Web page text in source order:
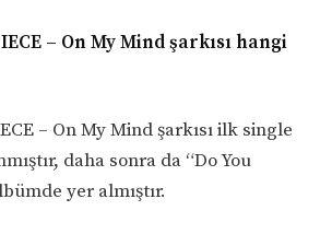
– On My Mind şarkısı hangi
– On My Mind şarkısı ilk single
daha sonra da “Do You
yer almıştır.